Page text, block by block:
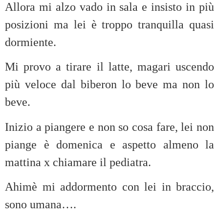
Allora mi alzo vado in sala e insisto in più
posizioni ma lei è troppo tranquilla quasi
dormiente.
Mi provo a tirare il latte, magari uscendo
più veloce dal biberon lo beve ma non lo
beve.
Inizio a piangere e non so cosa fare, lei non
piange è domenica e aspetto almeno la
mattina x chiamare il pediatra.
Ahimè mi addormento con lei in braccio,
sono umana….